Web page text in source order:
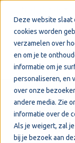
Deze website slaat
cookies worden
verzamelen over
en om je te
informatie om je
personaliseren, en
over onze
andere media. Zie
informatie over de
Als je weigert, zal
bij je bezoek aan
Welkom!